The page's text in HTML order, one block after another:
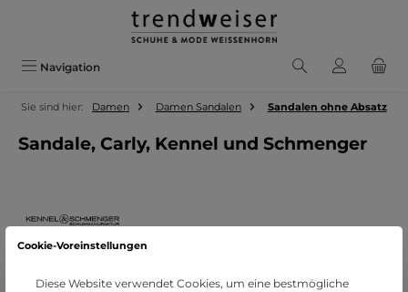
Zum Hauptinhalt springen
Navigation
Sie sind hier: Damen Damen Sandalen Sandalen ohne Absatz
Sandale, Carly, Kennel und Schmenger
Cookie-Voreinstellungen
Diese Website verwendet Cookies, um eine bestmögliche